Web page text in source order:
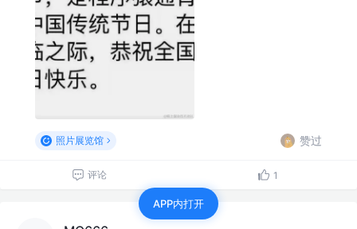
照片展览馆 赞过
评论 1
APP内打开